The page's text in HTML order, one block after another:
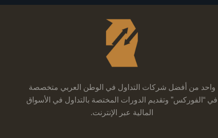
واحد من أفضل شركات التداول في الوطن العربي متخصصة
في “الفوركس” وتقديم الدورات المختصة بالتداول في الأسواق
المالية عبر الإنترنت.